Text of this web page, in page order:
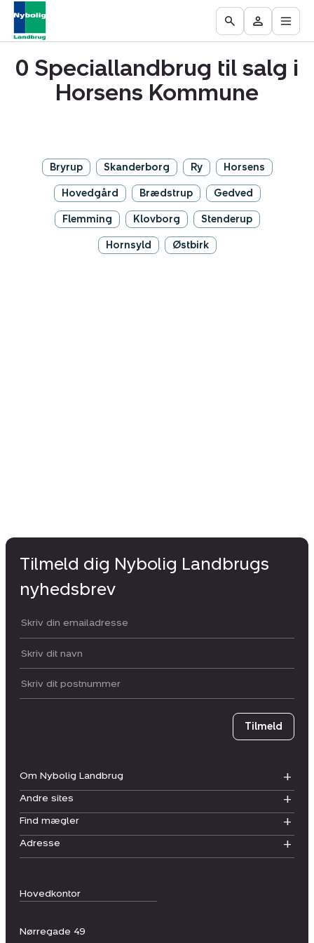
Ejendomme
til
Find
mægler
Få
vurderet
ejendom
Go
to
the
Search
page
Besøg
Mit
område
Åbn
0 Speciallandbrug til salg i
Horsens Kommune
Bryrup Skanderborg Ry Horsens
Hovedgård Brædstrup Gedved
Flemming Klovborg Stenderup
Hornsyld Østbirk
Hovedkontor
Nørregade 49
Om Nybolig Landbrug
Andre sites
Find mægler
Adresse
Tilmeld dig Nybolig Landbrugs
nyhedsbrev
Din email:
Dit navn:
Postnummer
Tilmeld